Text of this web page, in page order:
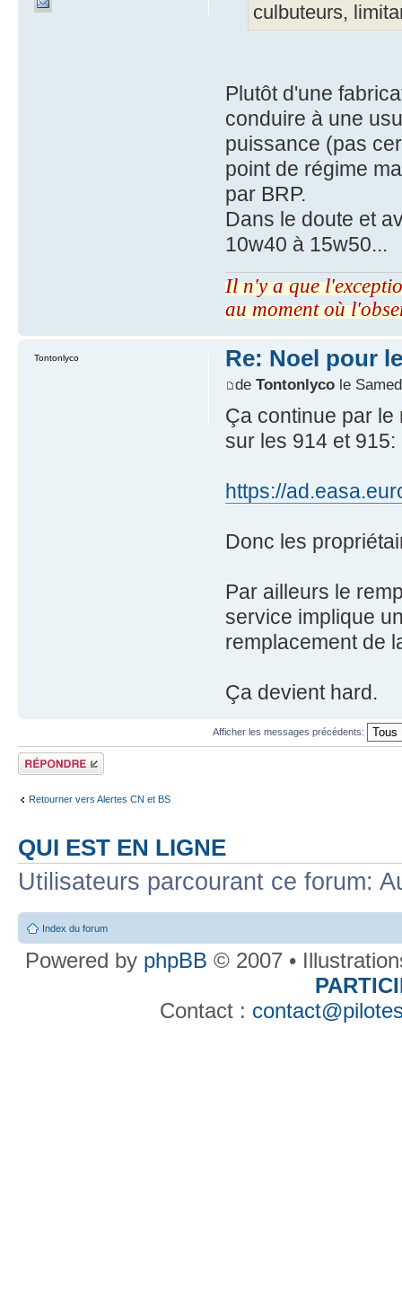
culbuteurs,
Plutôt d'une
conduire à une
puissance (pas
point de régime
par BRP.
Dans le doute et
10w40 à 15w50...
Il n'y a que
au moment où
Re: Noel pour
de Tontonlycole
Ça continue par
sur les 914 et 915:
https://
Donc les
Par ailleurs le
service implique
remplacement de
Ça devient hard.
Tontonlyco
Afficher les messages précédents:
Répondre
Retourner vers Alertes CN et BS
QUI EST EN LIGNE
Utilisateurs parcourant ce forum:
Index du forum
Powered by phpBB © 2007 •
Contact :